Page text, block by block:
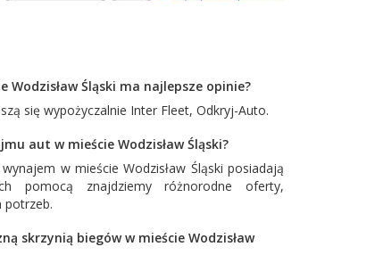
Śląski ma najlepsze opinie?
się wypożyczalnie Inter Fleet, Odkryj-Auto.
aut w mieście Wodzisław Śląski?
w mieście Wodzisław Śląski posiadają
pomocą znajdziemy różnorodne oferty,
potrzeb.
skrzynią biegów w mieście Wodzisław